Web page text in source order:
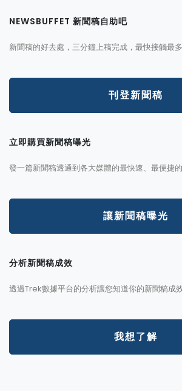
NEWSBUFFET 新聞稿自助吧
新聞稿的好去處，三分鐘上稿完成，最快接觸最
刊登新聞稿
立即購買新聞稿曝光
發一篇新聞稿透通到各大媒體的最快速、最便捷的
讓新聞稿曝光
分析新聞稿成效
透過Trek數據平台的分析讓您知道你的新聞稿成
我想了解